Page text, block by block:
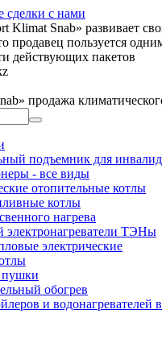
Snab» развивает
продавец пользуется
действующих пакетов
продажа
подъемник для
- все виды
отопительные котлы
котлы
нагрева
электронагреватели ТЭНы
электрические
пушки
обогрев
и водонагревателей